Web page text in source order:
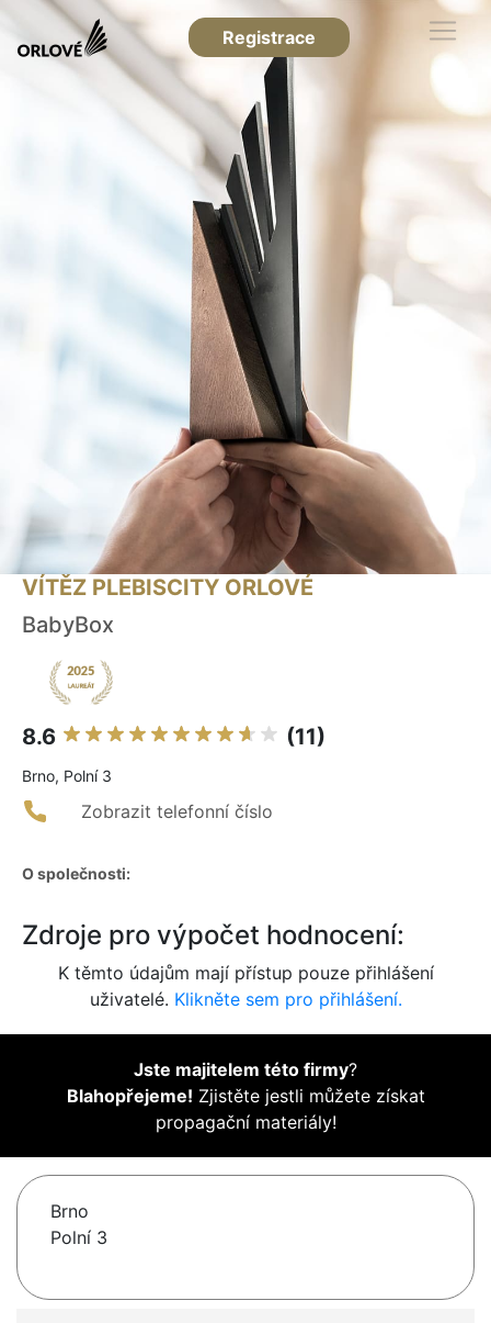
Registrace
VÍTĚZ PLEBISCITY ORLOVÉ
BabyBox
8.6 (11)
Brno, Polní 3
Zobrazit telefonní číslo
O společnosti:
Zdroje pro výpočet hodnocení:
K těmto údajům mají přístup pouze přihlášení
uživatelé. Klikněte sem pro přihlášení.
Jste majitelem této firmy?
Blahopřejeme! Zjistěte jestli můžete získat
propagační materiály!
Brno
Polní 3